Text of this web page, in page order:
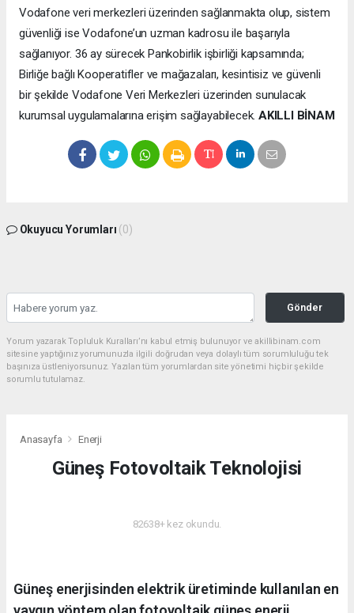
Vodafone veri merkezleri üzerinden sağlanmakta olup, sistem
güvenliği ise Vodafone’un uzman kadrosu ile başarıyla
sağlanıyor. 36 ay sürecek Pankobirlik işbirliği kapsamında;
Birliğe bağlı Kooperatifler ve mağazaları, kesintisiz ve güvenli
bir şekilde Vodafone Veri Merkezleri üzerinden sunulacak
kurumsal uygulamalarına erişim sağlayabilecek. AKILLI BİNAM
Okuyucu Yorumları (0)
Gönder
Yorum yazarak Topluluk Kuralları’nı kabul etmiş bulunuyor ve akillibinam.com
sitesine yaptığınız yorumunuzla ilgili doğrudan veya dolaylı tüm sorumluluğu tek
başınıza üstleniyorsunuz. Yazılan tüm yorumlardan site yönetimi hiçbir şekilde
sorumlu tutulamaz.
Anasayfa Enerji
Güneş Fotovoltaik Teknolojisi
82638+ kez okundu.
Güneş enerjisinden elektrik üretiminde kullanılan en